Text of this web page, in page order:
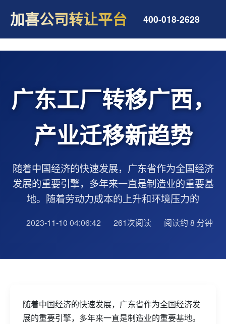
加喜公司转让平台 400-018-2628
广东工厂转移广西，
产业迁移新趋势
随着中国经济的快速发展，广东省作为全国经济
发展的重要引擎，多年来一直是制造业的重要基
地。随着劳动力成本的上升和环境压力的
2023-11-10 04:06:42 261次阅读 阅读约 8 分钟
随着中国经济的快速发展，广东省作为全国经济发
展的重要引擎，多年来一直是制造业的重要基地。